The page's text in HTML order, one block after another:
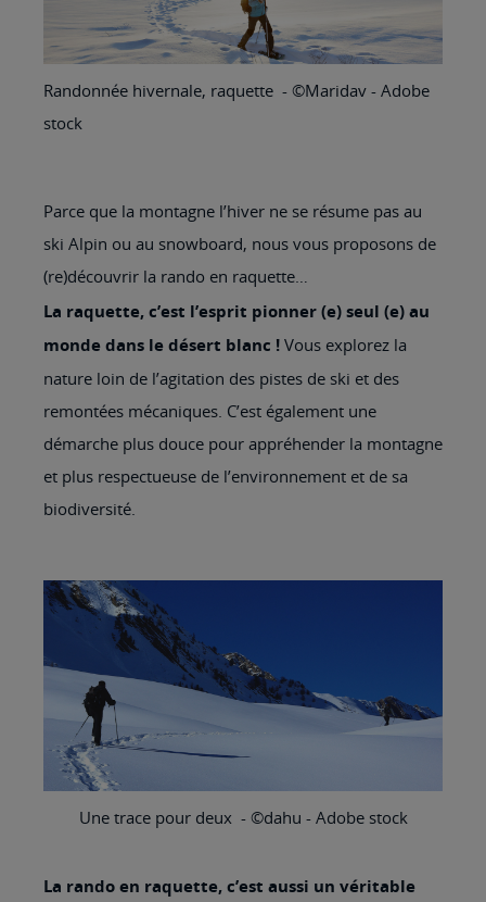
Randonnée hivernale, raquette - ©Maridav - Adobe
stock
Parce que la montagne l’hiver ne se résume pas au
ski Alpin ou au snowboard, nous vous proposons de
(re)découvrir la rando en raquette…
La raquette, c’est l’esprit pionner (e) seul (e) au
monde dans le désert blanc ! Vous explorez la
nature loin de l’agitation des pistes de ski et des
remontées mécaniques. C’est également une
démarche plus douce pour appréhender la montagne
et plus respectueuse de l’environnement et de sa
biodiversité.
Une trace pour deux - ©dahu - Adobe stock
La rando en raquette, c’est aussi un véritable